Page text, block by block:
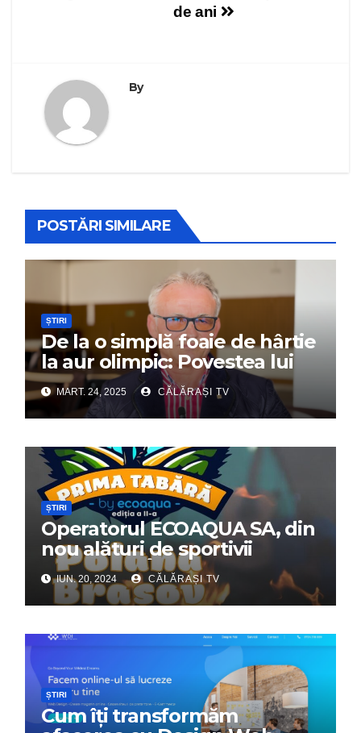
de ani
By
POSTĂRI SIMILARE
ȘTIRI
De la o simplă foaie de hârtie
la aur olimpic: Povestea lui
Dumitru Chirilă
MART. 24, 2025 CĂLĂRAȘI TV
ȘTIRI
Operatorul ECOAQUA SA, din
nou alături de sportivii
călărășeni. Începe „Prima
Tabără”!
IUN. 20, 2024 CĂLĂRAȘI TV
ȘTIRI
Cum îți transformăm